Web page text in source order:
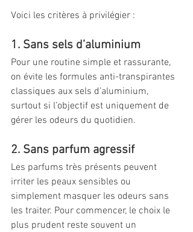
Voici les critères à privilégier :
1. Sans sels d’aluminium
Pour une routine simple et rassurante,
on évite les formules anti-transpirantes
classiques aux sels d’aluminium,
surtout si l’objectif est uniquement de
gérer les odeurs du quotidien.
2. Sans parfum agressif
Les parfums très présents peuvent
irriter les peaux sensibles ou
simplement masquer les odeurs sans
les traiter. Pour commencer, le choix le
plus prudent reste souvent un